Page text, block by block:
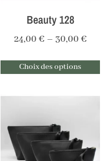
Beauty 128
24,00 € – 30,00 €
Choix des options